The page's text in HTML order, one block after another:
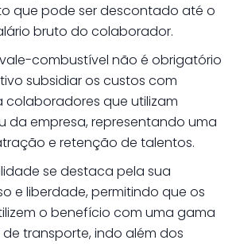
que pode ser descontado até o
bruto do colaborador.
combustível não é obrigatório
subsidiar os custos com
que utilizam
da empresa, representando uma
e retenção de talentos.
se destaca pela sua
e liberdade, permitindo que os
o benefício com uma gama
transporte, indo além dos